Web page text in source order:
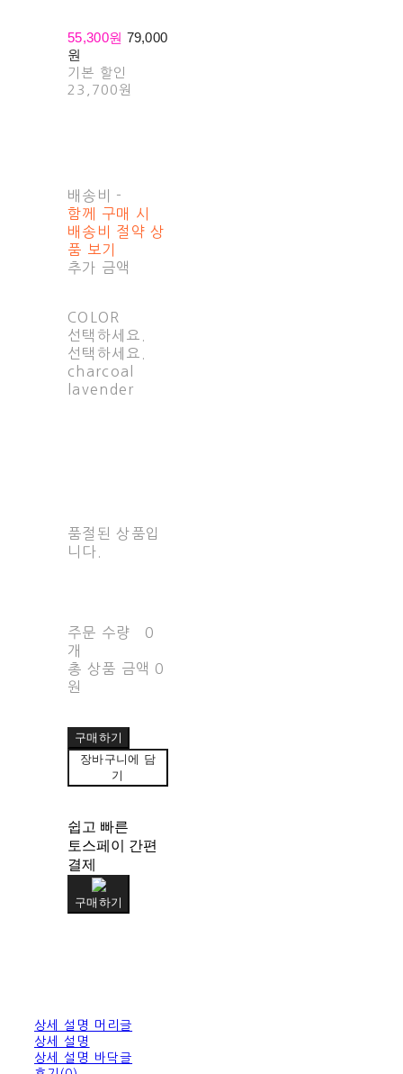
55,300원 79,000
원
기본 할인
23,700원
배송비 -
함께 구매 시
배송비 절약 상
품 보기
추가 금액
COLOR
선택하세요.
선택하세요.
charcoal
lavender
품절된 상품입
니다.
주문 수량
0
개
총 상품 금액 0
원
구매하기
장바구니에 담
기
쉽고 빠른
토스페이 간편
결제
구매하기
상세 설명 머리글
상세 설명
상세 설명 바닥글